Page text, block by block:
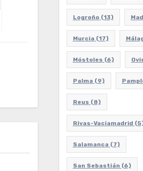
Logroño (13)
Murcia (17)
Móstoles (6)
Palma (9)
Reus (8)
Rivas-Vaciamadrid
Salamanca (7)
San Sebastián (6)